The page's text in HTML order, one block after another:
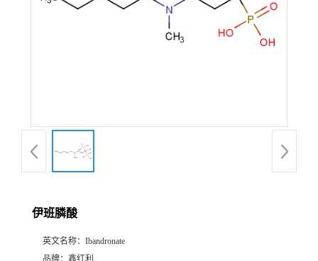
伊班膦酸
英文名称： Ibandronate